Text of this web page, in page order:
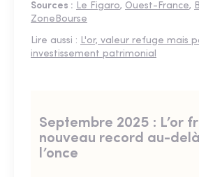
Sources : Le Figaro, Ouest-France,
ZoneBourse
Lire aussi : L'or, valeur refuge mais
investissement patrimonial
Septembre 2025 : L’or
nouveau record au-
l’once